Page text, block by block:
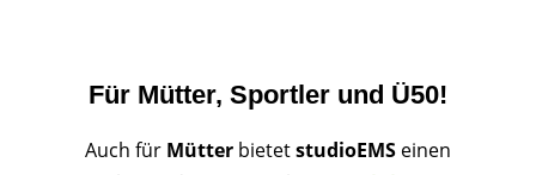
Für Mütter, Sportler und Ü50!
Auch für Mütter bietetstudioEMS einen